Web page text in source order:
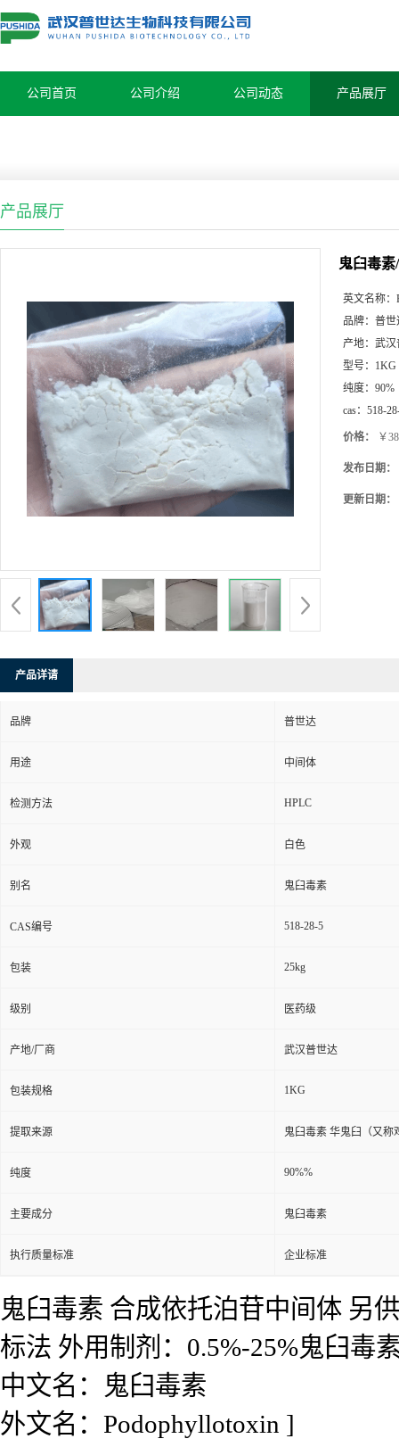
公司首页 公司介绍 公司动态 产品展厅
产品展厅
鬼臼毒
英文名称：
品牌： 普世
产地： 武汉
型号： 1KG
纯度： 90%
cas： 518-
价格： ￥
发布日期：
更新日期：
产品详请
品牌 普世达
用途 中间体
检测方法 HPLC
外观 白色
别名 鬼臼毒素
CAS编号 518-28-5
包装 25kg
级别 医药级
产地/厂商 武汉普世达
包装规格 1KG
提取来源 鬼臼毒素 华鬼臼（又称
纯度 90%%
主要成分 鬼臼毒素
执行质量标准 企业标准
鬼臼毒素 合成依托泊苷中间体 另
标法 外用制剂：0.5%-25%鬼臼毒
中文名：鬼臼毒素
外文名：Podophyllotoxin ]